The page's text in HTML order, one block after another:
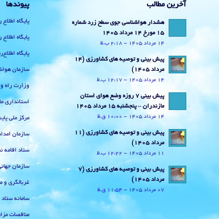
آخرین مطالب
هشدار هواشناسی جوی سطح زرد شماره
15 مورخ 14 مرداد 1405
14 مرداد 1405 - 2:18 ب.ظ
پیش بینی و توصیه های کشاورزی (14
مرداد ۱۴۰۵)
14 مرداد 1405 - 12:17 ب.ظ
پیش بینی 7 روزه وضع هوای استان
مازندران – پنجشنبه 15 مرداد 1405
14 مرداد 1405 - 10:00 ق.ظ
پیش بینی و توصیه های کشاورزی (11
مرداد ۱۴۰۵)
11 مرداد 1405 - 12:22 ب.ظ
پیش بینی و توصیه های کشاورزی (7
مرداد ۱۴۰۵)
07 مرداد 1405 - 11:54 ق.ظ
پیوندها
پایگاه
پایگاه
پایگاه
سازمان
وزارت راه
استانداری
مرکز ملی
سازمان
ستاد اقامه
سازمان
غربالگری و
سامانه ستاد
مناقصات